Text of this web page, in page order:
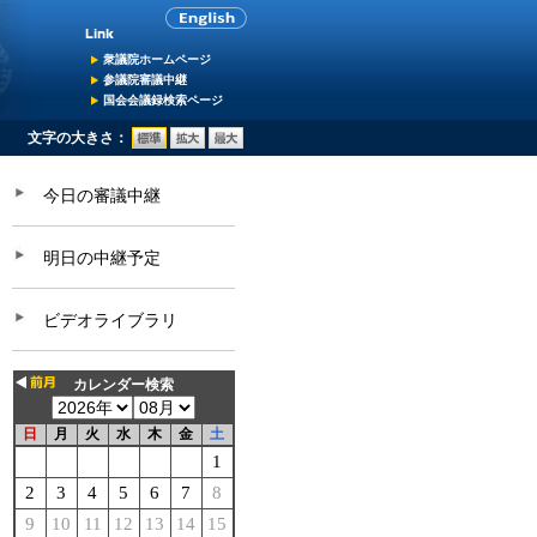
衆議院ホームページ
参議院審議中継
国会会議録検索ページ
文字の大きさ：
今日の審議中継
明日の中継予定
ビデオライブラリ
カレンダー検索
日 月 火 水 木 金 土
1
2
3 4 5 6 7
8
9
10 11 12 13 14
15